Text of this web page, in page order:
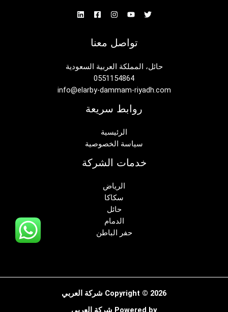
تواصل معنا
حائل، المملكة العربية السعودية
0551154864
info@elarby-dammam-riyadh.com
روابط سريعة
الرئيسية
سياسة الخصوصية
خدمات الشركة
الرياض
سكاكا
حائل
الدمام
حفر الباطن
Copyright © 2026 شركة العربي
Powered by شركة العربي